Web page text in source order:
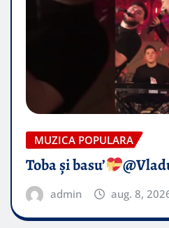
MUZICA POPULARA
Toba și basu’
admin aug. 8,